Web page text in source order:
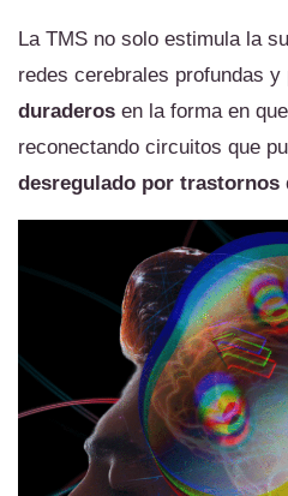
La TMS no solo estimula la
redes cerebrales profundas y
duraderos en la forma en
reconectando circuitos que
desregulado por trastornos